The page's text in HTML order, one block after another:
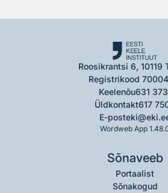
Roosikrantsi 6, 10119
Registrikood
Keelenõu631
Üldkontakt617
E-post
Wordweb App
Sõnaveeb
Portaalist
Sõnakogud